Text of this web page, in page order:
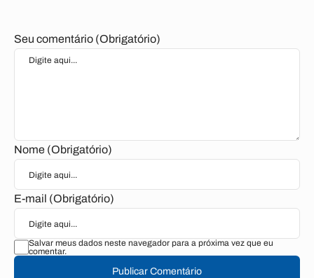
Seu comentário (Obrigatório)
Nome (Obrigatório)
E-mail (Obrigatório)
Salvar meus dados neste navegador para a próxima vez que eu
comentar.
Publicar Comentário